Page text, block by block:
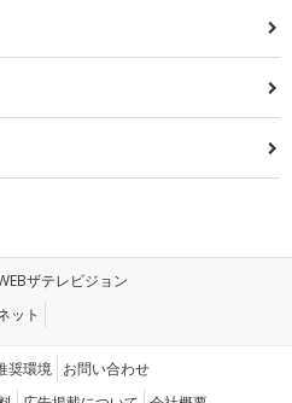
ザテレビジョン
ット
奨環境 お問い合わせ